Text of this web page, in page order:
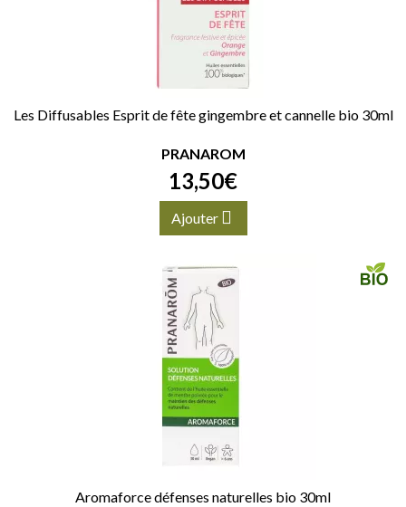
Les Diffusables Esprit de fête gingembre et cannelle bio 30ml
PRANAROM
13,50€
Ajouter
Aromaforce défenses naturelles bio 30ml